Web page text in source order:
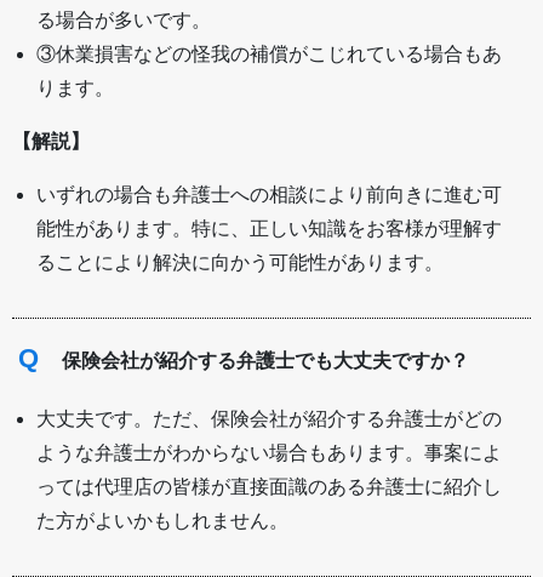
る場合が多いです。
③休業損害などの怪我の補償がこじれている場合もあ
ります。
【解説】
いずれの場合も弁護士への相談により前向きに進む可
能性があります。特に、正しい知識をお客様が理解す
ることにより解決に向かう可能性があります。
Q 保険会社が紹介する弁護士でも大丈夫ですか？
大丈夫です。ただ、保険会社が紹介する弁護士がどの
ような弁護士がわからない場合もあります。事案によ
っては代理店の皆様が直接面識のある弁護士に紹介し
た方がよいかもしれません。